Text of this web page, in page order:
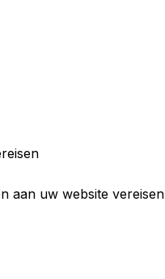
aan uw website vereisen